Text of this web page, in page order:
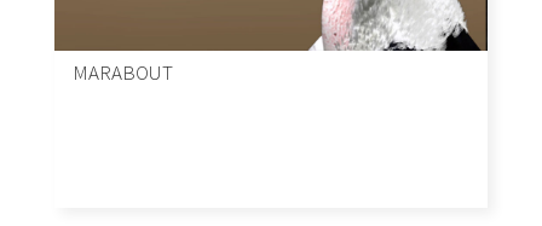
MARABOUT